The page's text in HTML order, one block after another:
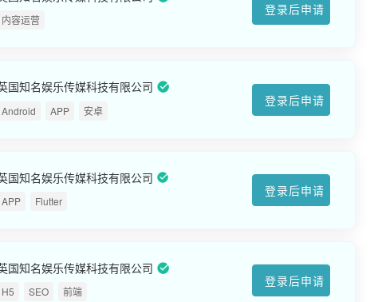
内容运营
登录后申请
国知名娱乐传媒科技有限公司
Android APP 安卓
登录后申请
国知名娱乐传媒科技有限公司
APP Flutter
登录后申请
国知名娱乐传媒科技有限公司
H5 SEO 前端
登录后申请